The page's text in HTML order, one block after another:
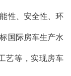
性、安全性、环
国际房车生产水
艺等，实现房车